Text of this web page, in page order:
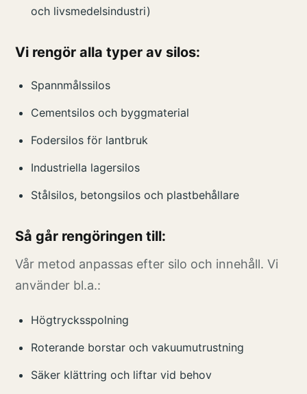
och livsmedelsindustri)
Vi rengör alla typer av silos:
Spannmålssilos
Cementsilos och byggmaterial
Fodersilos för lantbruk
Industriella lagersilos
Stålsilos, betongsilos och plastbehållare
Så går rengöringen till:
Vår metod anpassas efter silo och innehåll. Vi
använder bl.a.:
Högtrycksspolning
Roterande borstar och vakuumutrustning
Säker klättring och liftar vid behov